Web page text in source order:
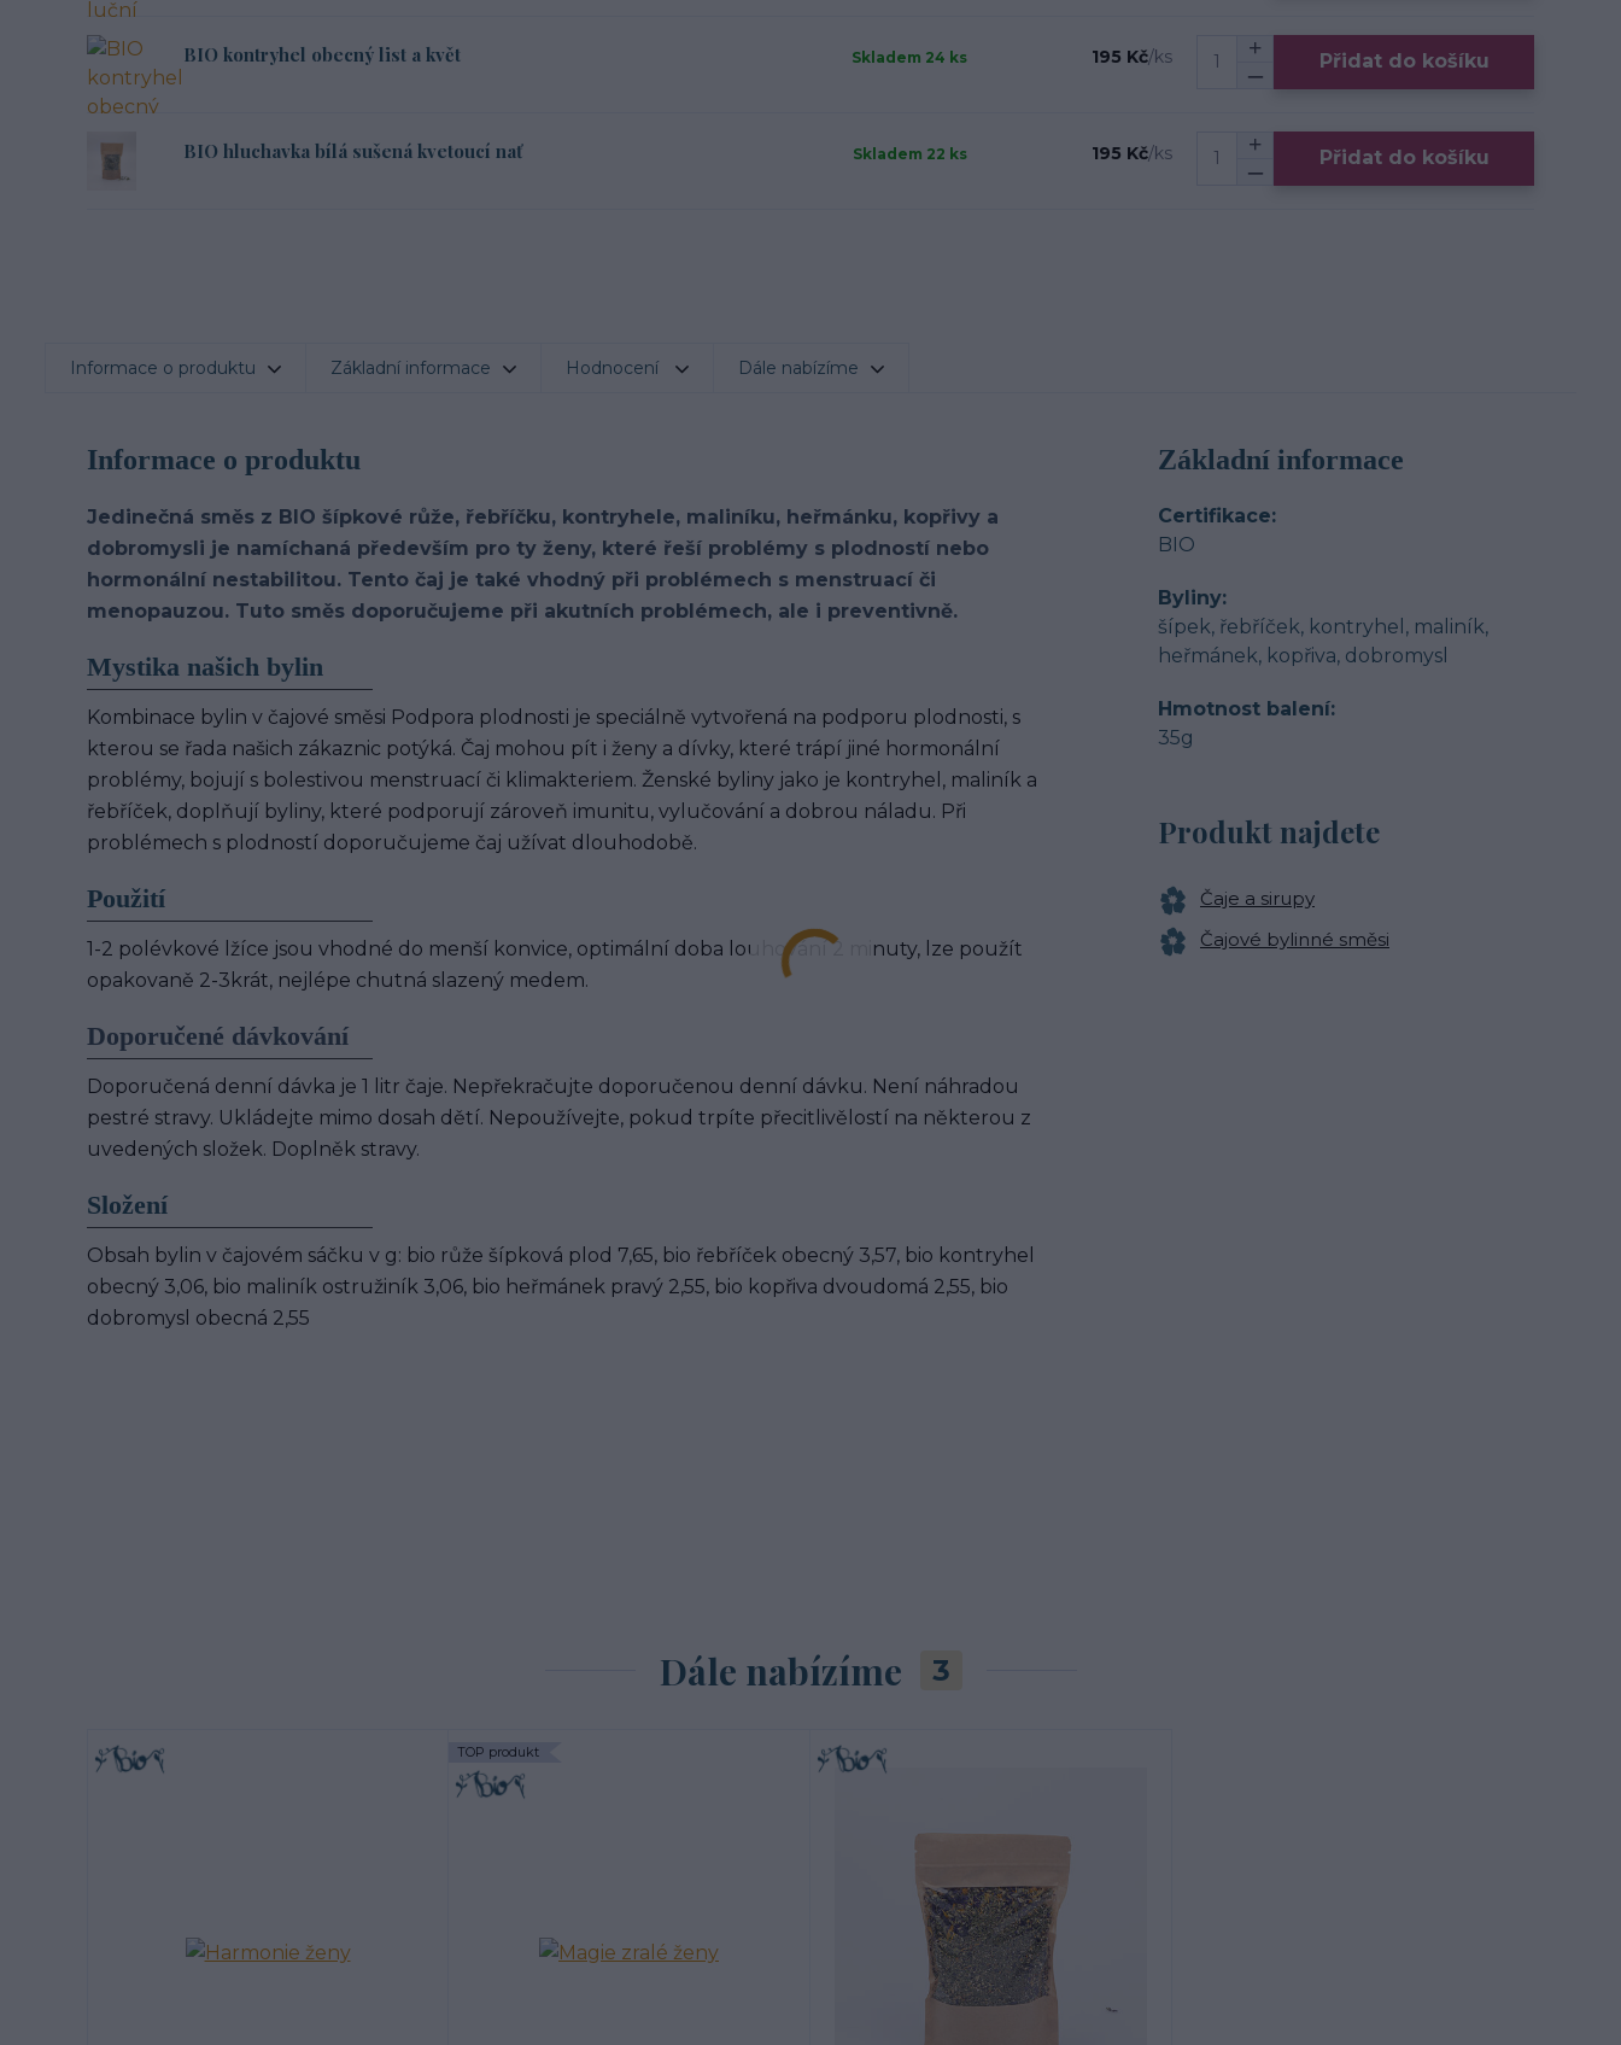
BIO kontryhel obecný list a květ 195 Kč/ks
Skladem 24 ks Přidat do košíku
BIO hluchavka bílá sušená kvetoucí nať 195 Kč/ks
Skladem 22 ks Přidat do košíku
Informace o produktu Základní informace Hodnocení Dále nabízíme
Informace o produktu
Jedinečná směs z BIO šípkové růže, řebříčku, kontryhele, maliníku, heřmánku, kopřivy a
dobromysli je namíchaná především pro ty ženy, které řeší problémy s plodností nebo
hormonální nestabilitou. Tento čaj je také vhodný při problémech s menstruací či
menopauzou. Tuto směs doporučujeme při akutních problémech, ale i preventivně.
Mystika našich bylin
Kombinace bylin v čajové směsi Podpora plodnosti je speciálně vytvořená na podporu plodnosti, s
kterou se řada našich zákaznic potýká. Čaj mohou pít i ženy a dívky, které trápí jiné hormonální
problémy, bojují s bolestivou menstruací či klimakteriem. Ženské byliny jako je kontryhel, maliník a
řebříček, doplňují byliny, které podporují zároveň imunitu, vylučování a dobrou náladu. Při
problémech s plodností doporučujeme čaj užívat dlouhodobě.
Použití
1-2 polévkové lžíce jsou vhodné do menší konvice, optimální doba louhování 2 minuty, lze použít
opakovaně 2-3krát, nejlépe chutná slazený medem.
Doporučené dávkování
Doporučená denní dávka je 1 litr čaje. Nepřekračujte doporučenou denní dávku. Není náhradou
pestré stravy. Ukládejte mimo dosah dětí. Nepoužívejte, pokud trpíte přecitlivělostí na některou z
uvedených složek. Doplněk stravy.
Složení
Obsah bylin v čajovém sáčku v g: bio růže šípková plod 7,65, bio řebříček obecný 3,57, bio kontryhel
obecný 3,06, bio maliník ostružiník 3,06, bio heřmánek pravý 2,55, bio kopřiva dvoudomá 2,55, bio
dobromysl obecná 2,55
Základní informace
Certifikace
BIO
Byliny
šípek, řebříček, kontryhel, maliník,
heřmánek, kopřiva, dobromysl
Hmotnost balení
35g
Produkt najdete
Čaje a sirupy
Čajové bylinné směsi
Dále nabízíme 3
TOP produkt